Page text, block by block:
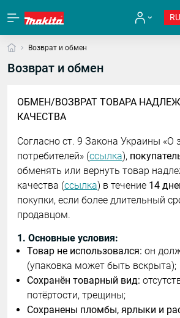
RU
Возврат и обмен
Возврат и обмен
ОБМЕН/ВОЗВРАТ ТОВАРА
КАЧЕСТВА
Согласно ст. 9 Закона Украины «О
потребителей» (ссылка),
обменять или вернуть товар
качества (ссылка) в течение 14
покупки, если более длительный
продавцом.
1. Основные условия:
Товар не использовался: он
(упаковка может быть вскрыта);
Сохранён товарный вид:
потёртости, трещины;
Сохранены пломбы, ярлыки и